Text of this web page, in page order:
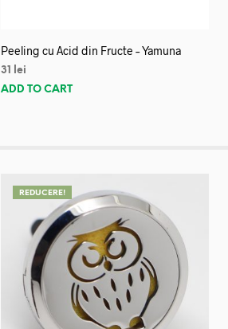
Peeling cu Acid din Fructe – Yamuna
31
lei
ADD TO CART
REDUCERE!